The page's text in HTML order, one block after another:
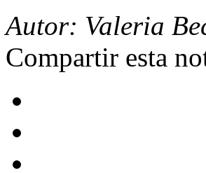
Autor: Valeria
Compartir esta